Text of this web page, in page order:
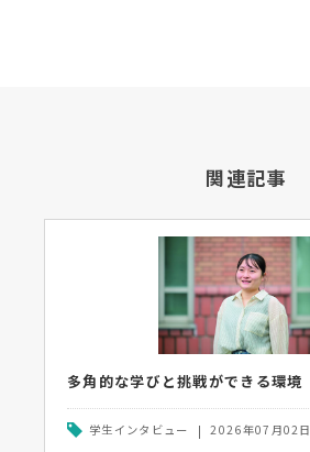
関連記事
多角的な学びと挑戦ができる環境
学生インタビュー 2026年07月02日